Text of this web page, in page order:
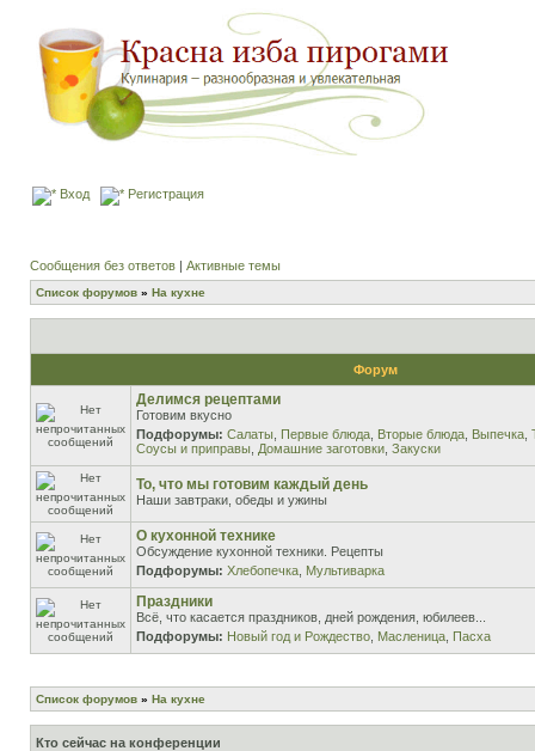
Вход Регистрация
Сообщения без ответов | Активные темы
Список форумов » На кухне
Форум
Делимся рецептами
Готовим вкусно
Подфорумы: Салаты Первые блюда Вторые блюда Выпечка
Соусы и приправы Домашние заготовки Закуски
То, что мы готовим каждый день
Наши завтраки, обеды и ужины
О кухонной технике
Обсуждение кухонной техники. Рецепты
Подфорумы: Хлебопечка Мультиварка
Праздники
Всё, что касается праздников, дней рождения, юбилеев...
Подфорумы: Новый год и Рождество Масленица Пасха
Список форумов » На кухне
Кто сейчас на конференции